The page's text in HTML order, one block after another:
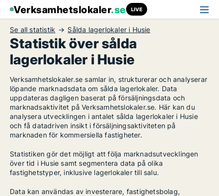
Verksamhetslokaler.se LIVE
Se all statistik Sålda lagerlokaler i Husie
Statistik över sålda
lagerlokaler i Husie
Verksamhetslokaler.se samlar in, strukturerar och analyserar
löpande marknadsdata om sålda lagerlokaler. Data
uppdateras dagligen baserat på försäljningsdata och
marknadsaktivitet på Verksamhetslokaler.se. Här kan du
analysera utvecklingen i antalet sålda lagerlokaler i Husie
och få datadriven insikt i försäljningsaktiviteten på
marknaden för kommersiella fastigheter.
Statistiken gör det möjligt att följa marknadsutvecklingen
över tid i Husie samt segmentera data på olika
fastighetstyper, inklusive lagerlokaler till salu.
Data kan användas av investerare, fastighetsbolag,